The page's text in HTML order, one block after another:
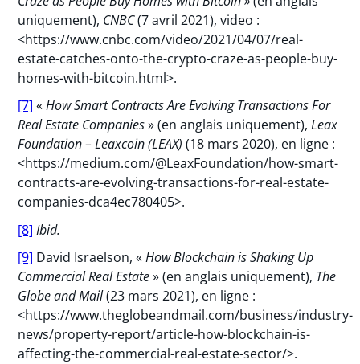
uniquement), CNBC(7 avril 2021), video :
<https://www.cnbc.com/video/2021/04/07/real-
estate-catches-onto-the-crypto-craze-as-people-buy-
homes-with-bitcoin.html>.
[7] «How Smart Contracts Are Evolving Transactions For
Real Estate Companies» (en anglais uniquement),Leax
Foundation – Leaxcoin (LEAX)(18 mars 2020), en ligne :
<https://medium.com/@LeaxFoundation/how-smart-
contracts-are-evolving-transactions-for-real-estate-
companies-dca4ec780405>.
[8] Ibid.
[9] David Israelson, «How Blockchain is Shaking Up
Commercial Real Estate» (en anglais uniquement), The
Globe and Mail(23 mars 2021), en ligne :
<https://www.theglobeandmail.com/business/industry-
news/property-report/article-how-blockchain-is-
affecting-the-commercial-real-estate-sector/>.